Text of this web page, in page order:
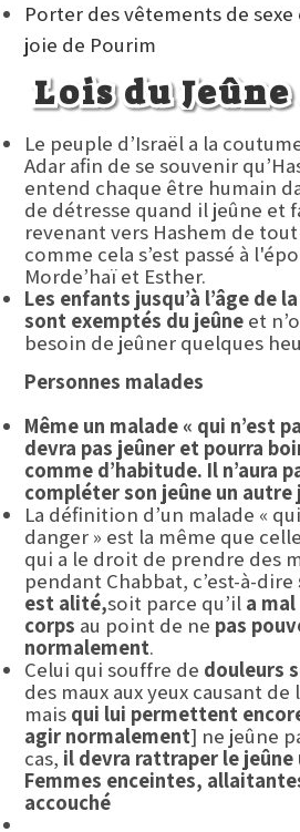
Porter des vêtements de
joie de Pourim
Lois du Jeûne
Le peuple d’Israël a la
Adar afin de se souvenir
entend chaque être humain
de détresse quand il jeûne et
revenant vers Hashem de
comme cela s’est passé à
Morde’haï et Esther.
Les enfants jusqu’à l’âge de
sont exemptés du jeûne et
besoin de jeûner quelques
Personnes malades
Même un malade « qui n’est
devra pas jeûner et pourra
comme d’habitude. Il n’aura
compléter son jeûne un autre
La définition d’un malade «
danger » est la même que
qui a le droit de prendre des
pendant Chabbat, c’est-à-dire
est alité,soit parce qu’il a
corps au point de ne pas
normalement.
Celui qui souffre de douleurs
des maux aux yeux causant
mais qui lui permettent
agir normalement] ne jeûne
cas, il devra rattraper le jeûne
Femmes enceintes,
accouché